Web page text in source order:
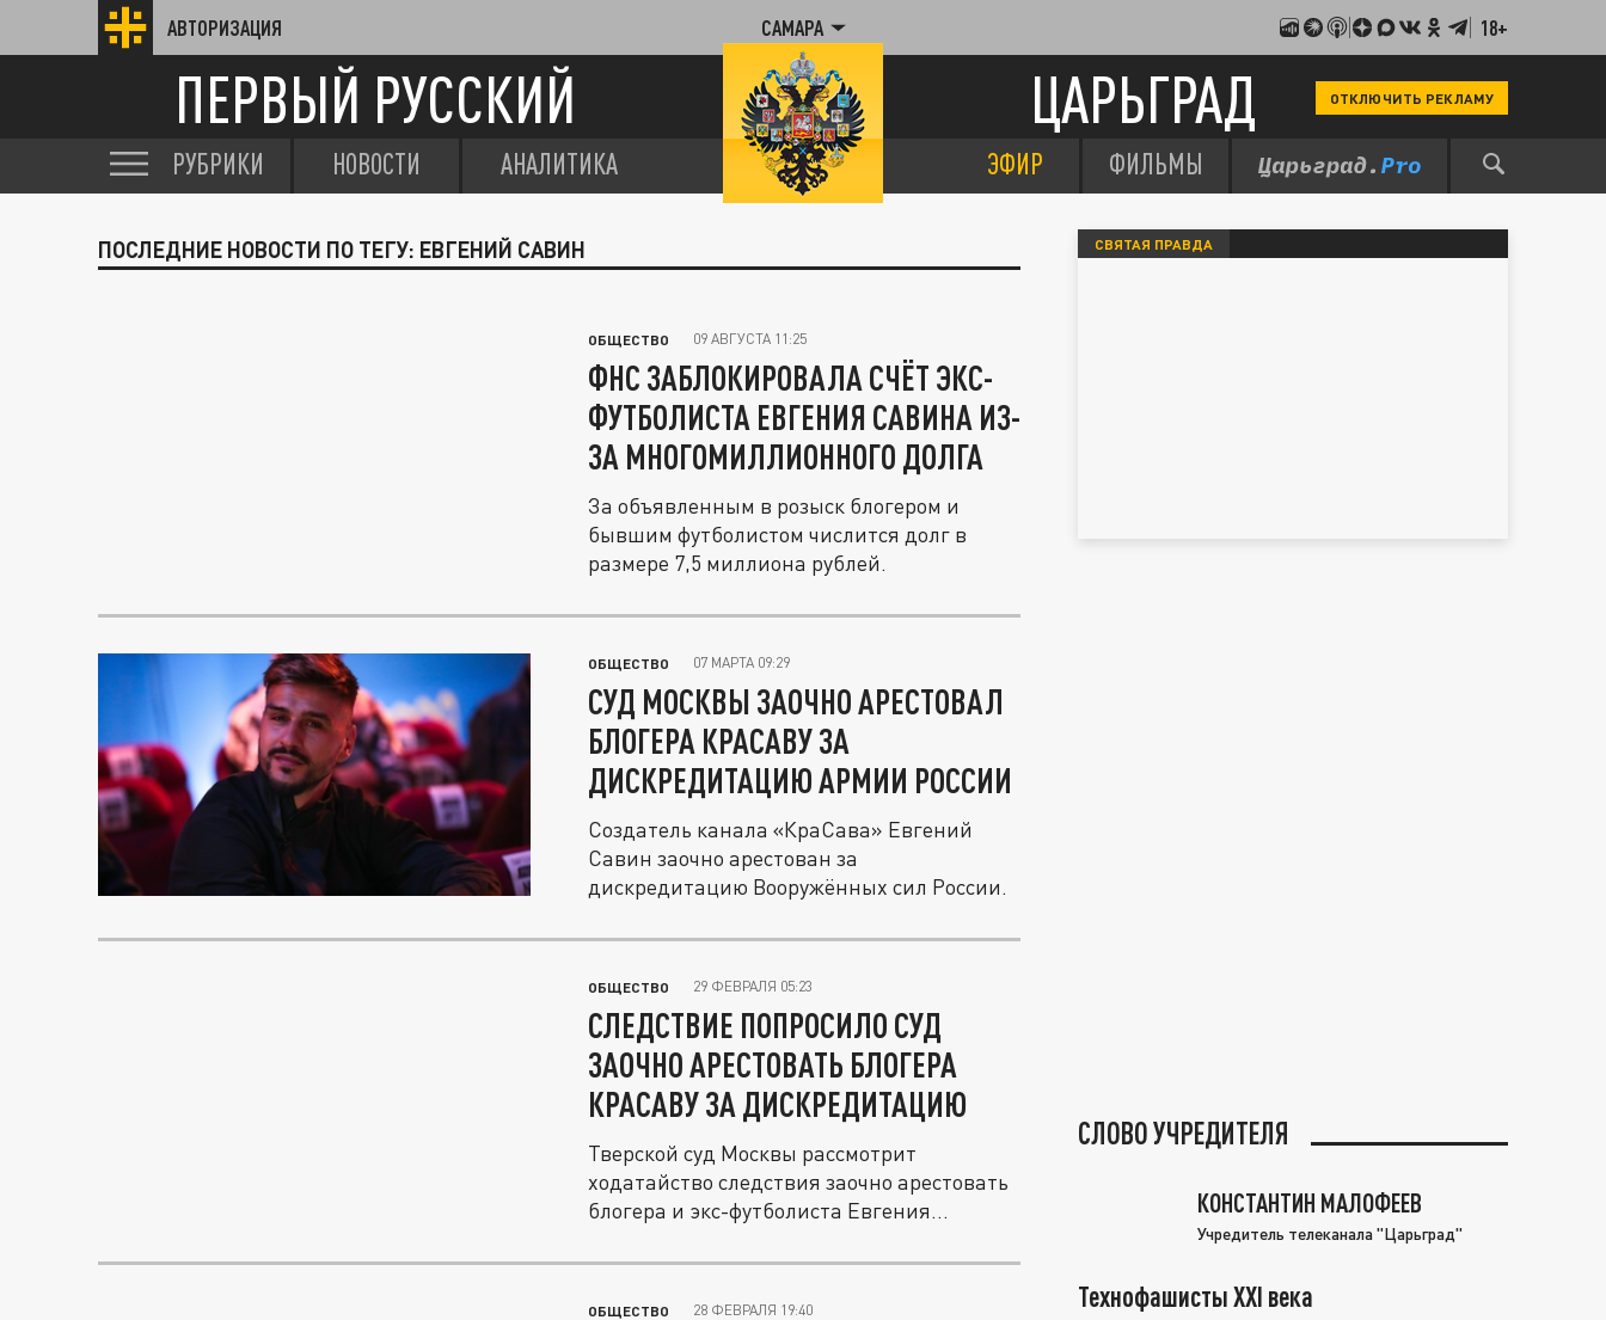
АВТОРИЗАЦИЯ САМАРА 18+
ПЕРВЫЙ РУССКИЙ ЦАРЬГРАД ОТКЛЮЧИТЬ РЕКЛАМУ
РУБРИКИ НОВОСТИ АНАЛИТИКА ЭФИР ФИЛЬМЫ
ПОСЛЕДНИЕ НОВОСТИ ПО ТЕГУ: ЕВГЕНИЙ САВИН
ОБЩЕСТВО 09 АВГУСТА 11:25
ФНС ЗАБЛОКИРОВАЛА СЧЁТ ЭКС-
ФУТБОЛИСТА ЕВГЕНИЯ САВИНА ИЗ-
ЗА МНОГОМИЛЛИОННОГО ДОЛГА
За объявленным в розыск блогером и
бывшим футболистом числится долг в
размере 7,5 миллиона рублей.
ОБЩЕСТВО 07 МАРТА 09:29
СУД МОСКВЫ ЗАОЧНО АРЕСТОВАЛ
БЛОГЕРА КРАСАВУ ЗА
ДИСКРЕДИТАЦИЮ АРМИИ РОССИИ
Создатель канала «КраСава» Евгений
Савин заочно арестован за
дискредитацию Вооружённых сил России.
ОБЩЕСТВО 29 ФЕВРАЛЯ 05:23
СЛЕДСТВИЕ ПОПРОСИЛО СУД
ЗАОЧНО АРЕСТОВАТЬ БЛОГЕРА
КРАСАВУ ЗА ДИСКРЕДИТАЦИЮ
Тверской суд Москвы рассмотрит
ходатайство следствия заочно арестовать
блогера и экс-футболиста Евгения
ОБЩЕСТВО 28 ФЕВРАЛЯ 19:40
СВЯТАЯ ПРАВДА
СЛОВО УЧРЕДИТЕЛЯ
КОНСТАНТИН МАЛОФЕЕВ
Учредитель телеканала "Царьград"
Технофашисты XXI века